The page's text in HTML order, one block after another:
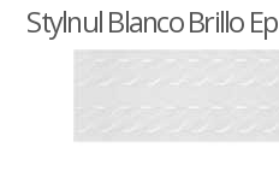
Stylnul Blanco Brillo Ep